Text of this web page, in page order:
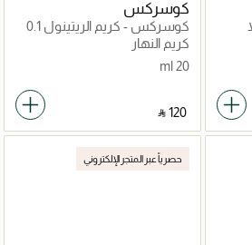
كوسركس
كوسركس - كريم الريتينول 0.1
(20 مل)
كريم النهار
20 ml
‎ ⃁ ⁦120⁩ ‎
حصرياً عبر المتجر الإلكتروني